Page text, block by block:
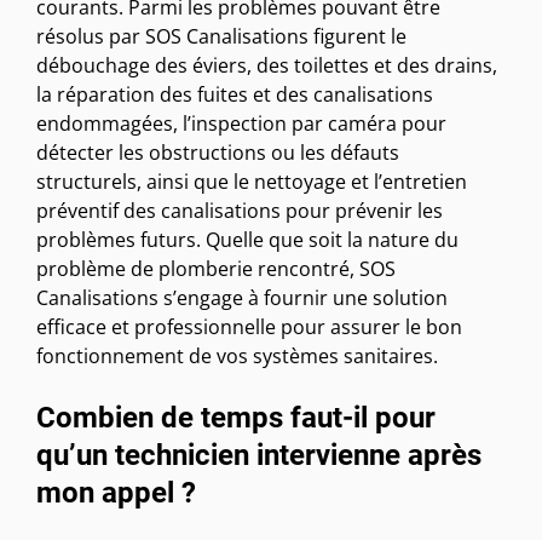
courants. Parmi les problèmes pouvant être
résolus par SOS Canalisations figurent le
débouchage des éviers, des toilettes et des drains,
la réparation des fuites et des canalisations
endommagées, l’inspection par caméra pour
détecter les obstructions ou les défauts
structurels, ainsi que le nettoyage et l’entretien
préventif des canalisations pour prévenir les
problèmes futurs. Quelle que soit la nature du
problème de plomberie rencontré, SOS
Canalisations s’engage à fournir une solution
efficace et professionnelle pour assurer le bon
fonctionnement de vos systèmes sanitaires.
Combien de temps faut-il pour
qu’un technicien intervienne après
mon appel ?